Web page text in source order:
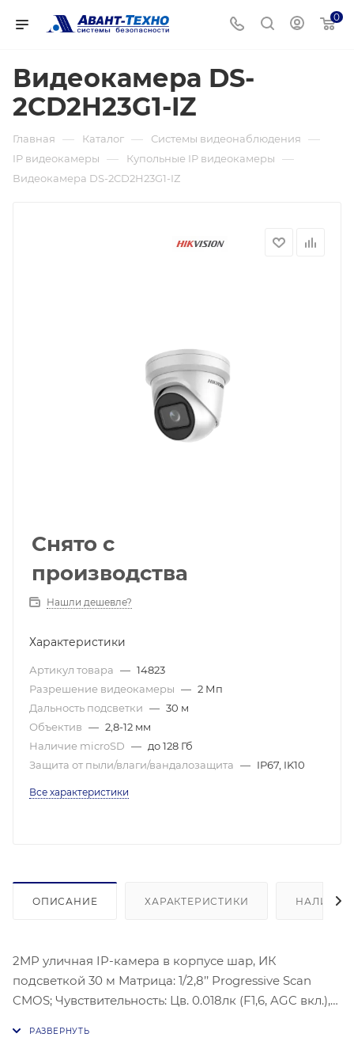
0
Видеокамера DS-
2CD2H23G1-IZ
Главная — Каталог — Системы видеонаблюдения —
IP видеокамеры — Купольные IP видеокамеры —
Видеокамера DS-2CD2H23G1-IZ
Снято с
производства
Нашли дешевле?
Характеристики
Артикул товара — 14823
Разрешение видеокамеры — 2 Мп
Дальность подсветки — 30 м
Объектив — 2,8-12 мм
Наличие microSD — до 128 Гб
Защита от пыли/влаги/вандалозащита — IP67, IK10
Все характеристики
ОПИСАНИЕ ХАРАКТЕРИСТИКИ НАЛИЧИЕ
2MP уличная IP-камера в корпусе шар, ИК
подсветкой 30 м Матрица: 1/2,8’’ Progressive Scan
CMOS; Чувствительность: Цв. 0.018лк (F1,6, AGC вкл.),